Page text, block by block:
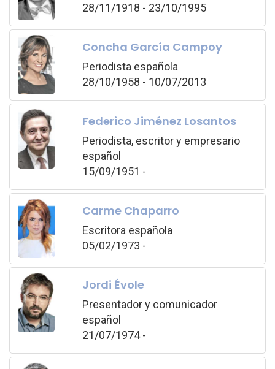
28/11/1918 - 23/10/1995
Concha García Campoy
Periodista española
28/10/1958 - 10/07/2013
Federico Jiménez Losantos
Periodista, escritor y empresario
español
15/09/1951 -
Carme Chaparro
Escritora española
05/02/1973 -
Jordi Évole
Presentador y comunicador
español
21/07/1974 -